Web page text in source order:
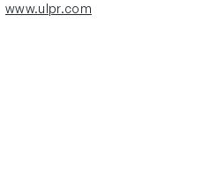
www.ulpr.com